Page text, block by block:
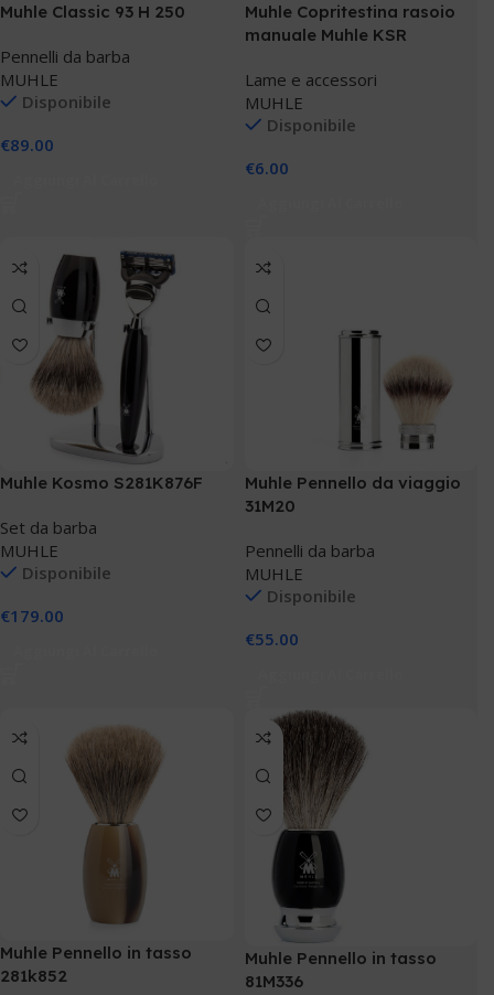
Muhle Classic 93 H 250
Pennelli da barba
MUHLE
Disponibile
€89.00
Muhle Copritestina rasoio
manuale Muhle KSR
Lame e accessori
MUHLE
Disponibile
€6.00
Muhle Kosmo S281K876F
Set da barba
MUHLE
Disponibile
€179.00
Muhle Pennello da viaggio
31M20
Pennelli da barba
MUHLE
Disponibile
€55.00
Muhle Pennello in tasso
281k852
Muhle Pennello in tasso
81M336